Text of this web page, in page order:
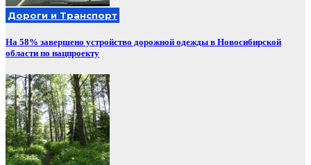
Дороги и Транспорт
На 58% завершено устройство дорожной одежды в Новосибирской
области по нацпроекту